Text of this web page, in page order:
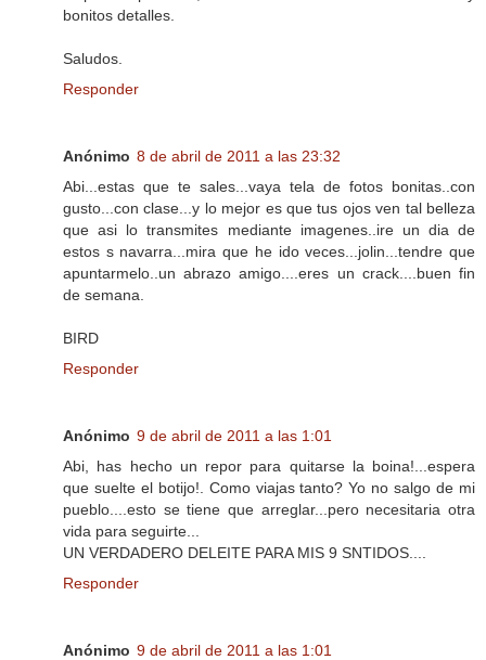
bonitos detalles.
Saludos.
Responder
Anónimo 8 de abril de 2011 a las 23:32
Abi...estas que te sales...vaya tela de fotos bonitas..con
gusto...con clase...y lo mejor es que tus ojos ven tal belleza
que asi lo transmites mediante imagenes..ire un dia de
estos s navarra...mira que he ido veces...jolin...tendre que
apuntarmelo..un abrazo amigo....eres un crack....buen fin
de semana.
BIRD
Responder
Anónimo 9 de abril de 2011 a las 1:01
Abi, has hecho un repor para quitarse la boina!...espera
que suelte el botijo!. Como viajas tanto? Yo no salgo de mi
pueblo....esto se tiene que arreglar...pero necesitaria otra
vida para seguirte...
UN VERDADERO DELEITE PARA MIS 9 SNTIDOS....
Responder
Anónimo 9 de abril de 2011 a las 1:01